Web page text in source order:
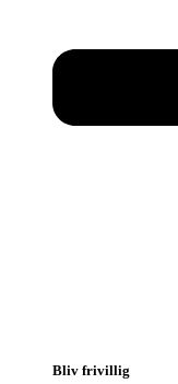
Bliv frivillig